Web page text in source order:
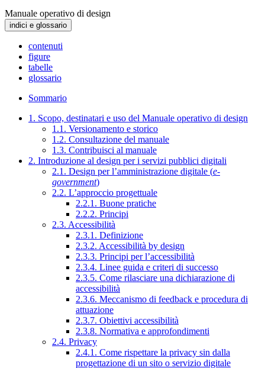
Manuale operativo di design
indici e glossario
contenuti
figure
tabelle
glossario
Sommario
1. Scopo, destinatari e uso del Manuale operativo di design
1.1. Versionamento e storico
1.2. Consultazione del manuale
1.3. Contribuisci al manuale
2. Introduzione al design per i servizi pubblici digitali
2.1. Design per l’amministrazione digitale (e-
government)
2.2. L’approccio progettuale
2.2.1. Buone pratiche
2.2.2. Principi
2.3. Accessibilità
2.3.1. Definizione
2.3.2. Accessibilità by design
2.3.3. Principi per l’accessibilità
2.3.4. Linee guida e criteri di successo
2.3.5. Come rilasciare una dichiarazione di
accessibilità
2.3.6. Meccanismo di feedback e procedura di
attuazione
2.3.7. Obiettivi accessibilità
2.3.8. Normativa e approfondimenti
2.4. Privacy
2.4.1. Come rispettare la privacy sin dalla
progettazione di un sito o servizio digitale